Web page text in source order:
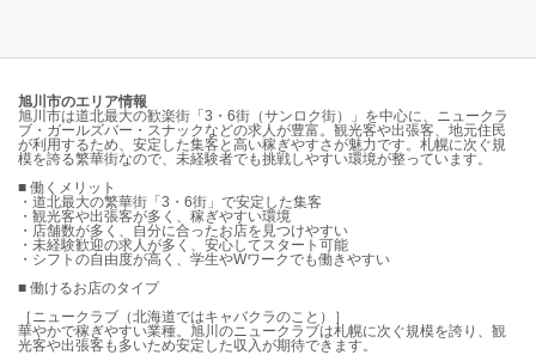
旭川市のエリア情報
旭川市は道北最大の歓楽街「3・6街（サンロク街）」を中心に、ニュークラ
ブ・ガールズバー・スナックなどの求人が豊富。観光客や出張客、地元住民
が利用するため、安定した集客と高い稼ぎやすさが魅力です。札幌に次ぐ規
模を誇る繁華街なので、未経験者でも挑戦しやすい環境が整っています。
■ 働くメリット
・道北最大の繁華街「3・6街」で安定した集客
・観光客や出張客が多く、稼ぎやすい環境
・店舗数が多く、自分に合ったお店を見つけやすい
・未経験歓迎の求人が多く、安心してスタート可能
・シフトの自由度が高く、学生やWワークでも働きやすい
■ 働けるお店のタイプ
［ニュークラブ（北海道ではキャバクラのこと）］
華やかで稼ぎやすい業種。旭川のニュークラブは札幌に次ぐ規模を誇り、観
光客や出張客も多いため安定した収入が期待できます。